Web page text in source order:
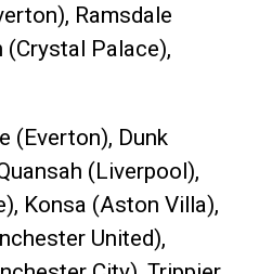
Ramsdale
(Crystal Palace),
(Everton), Dunk
(Liverpool),
Konsa (Aston Villa),
United),